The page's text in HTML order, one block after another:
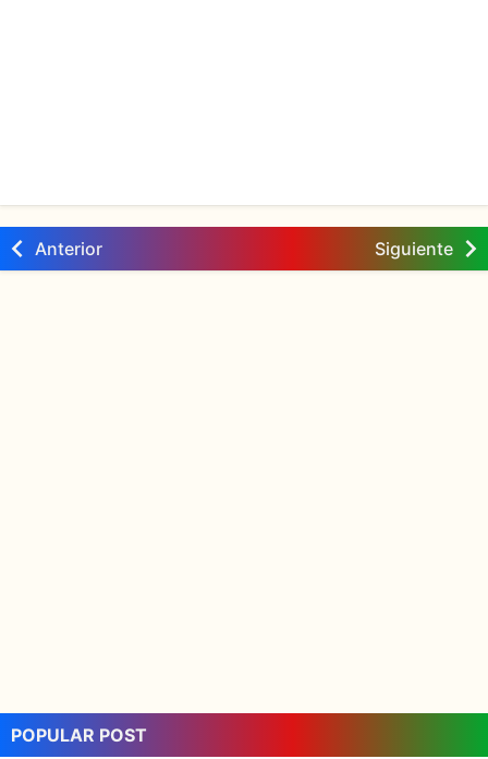
Anterior Siguiente
POPULAR POST